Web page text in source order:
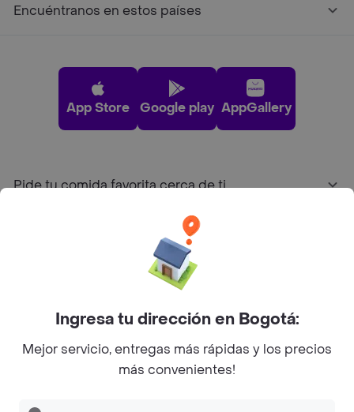
Encuéntranos en estos países
App Store Google play AppGallery
Pide tu comida favorita cerca de ti
Sobre Rappi
Facebook
Twitter
Instagram
Ingresa tu dirección en Bogotá:
Mejor servicio, entregas más rápidas y los precios
más convenientes!